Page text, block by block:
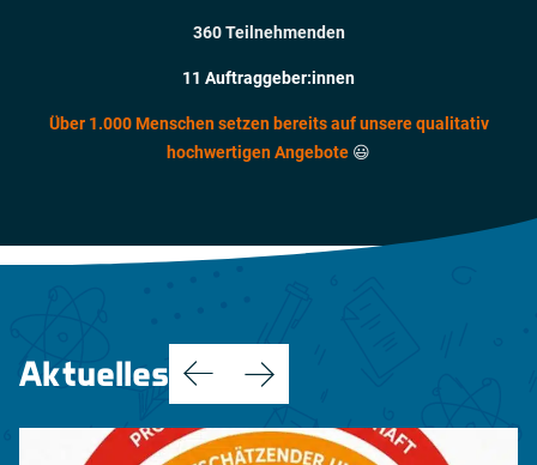
360 Teilnehmenden
11 Auftraggeber:innen
Über 1.000 Menschen setzen bereits aufunsere qualitativ
hochwertigen Angebote 😃
Aktuelles